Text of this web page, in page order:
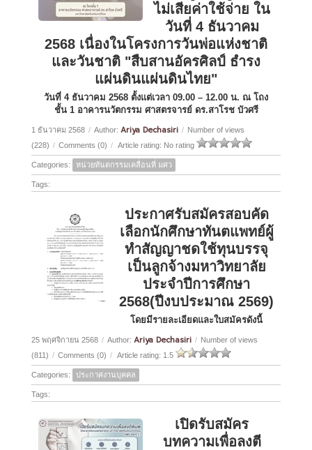
ไม่เสียค่าใช้จ่าย ใน
วันที่ 4 ธันวาคม
2568 เนื่องในโครงการวันพ่อแห่งชาติ
และวันชาติ "สืบสานอัครศิลป์ ธำรง
แผ่นดินแผ่นดินไทย"
วันที่ 4 ธันวาคม 2568 ตั้งแต่เวลา 09.00 – 12.00 น. ณ โถง
ชั้น 1 อาคารนวัตกรรม ศาสตรจารย์ ดร.สาโรช บัวศรี
1 ธันวาคม 2568 / Author: Ariya Dechasiri / Number of views
(228) / Comments (0) / Article rating: No rating
Categories: หน่วยทันตกรรมเคลื่อนที่ มศว
Tags:
ประกาศรับสมัครสอบคัด
เลือกนักศึกษาทันตแพทย์ผู้
ทำสัญญาชดใช้ทุนบรรจุ
เป็นลูกจ้างมหาวิทยาลัย
ประจำปีการศึกษา
2568(ปีงบประมาณ 2569)
โดยมีรายละเอียดและใบสมัครดังนี้
25 พฤศจิกายน 2568 / Author: Ariya Dechasiri / Number of views
(811) / Comments (0) / Article rating: 1.5
Categories: ประกาศงานบุคคล
Tags:
เปิดรับสมัคร
บทความเพื่อลงตี